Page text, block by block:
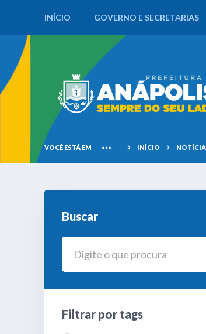
INÍCIO GOVERNO E SECRETARIAS
VOCÊ ESTÁ EM INÍCIO
Buscar
Filtrar por tags